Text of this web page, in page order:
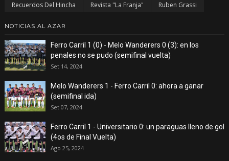
Recuerdos Del Hincha
Revista "La Franja" Ruben Grassi
NOTICIAS AL AZAR
Ferro Carril 1 (0) - Melo Wanderers 0 (3): en los
penales no se pudo (semifinal vuelta)
Set 14, 2024
Melo Wanderers 1 - Ferro Carril 0: ahora a ganar
(semifinal ida)
Set 07, 2024
Ferro Carril 1 - Universitario 0: un paraguas lleno de gol
(4os de Final Vuelta)
Ago 25, 2024